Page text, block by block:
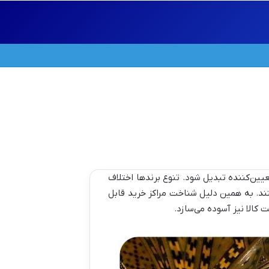
تبدیل شود. تنوع برندها اختلاف
به همین دلیل شناخت مراکز خرید قابل
نیز آسوده می‌سازد.